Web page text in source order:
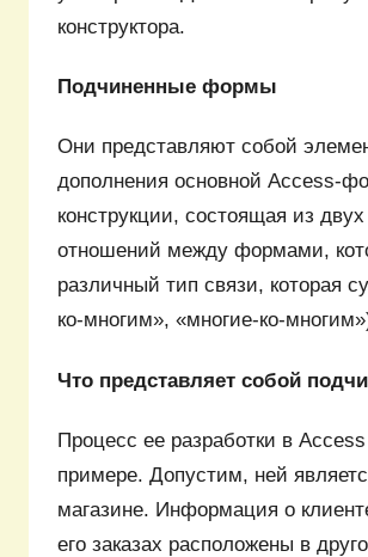
конструктора.
Подчиненные формы
Они представляют собой
дополнения основной Access-
конструкции, состоящая из
отношений между формами,
различный тип связи, которая
ко-многим», «многие-ко-
Что представляет собой
Процесс ее разработки в
примере. Допустим, ней
магазине. Информация о
его заказах расположены в